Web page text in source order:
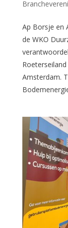
Ap Borsje en
de WKO
Amsterdam.